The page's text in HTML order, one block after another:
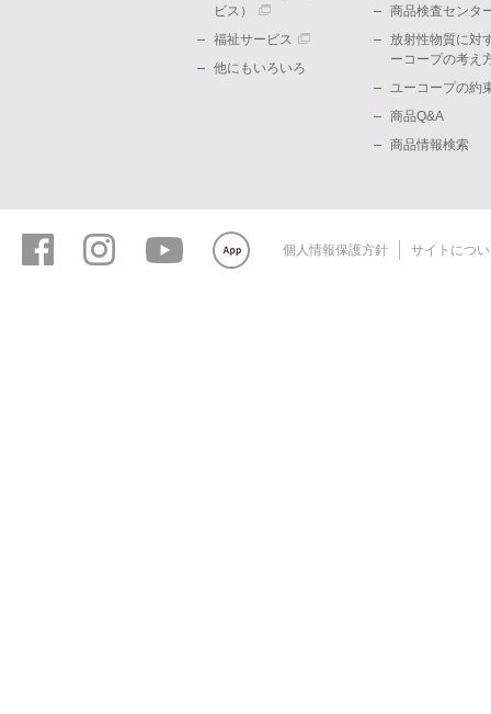
ビス）
福祉サービス
他にもいろいろ
商品検査センタ
放射性物質に対
ーコープの考え
ユーコープの約
商品Q&A
商品情報検索
個人情報保護方針 サイトにつ